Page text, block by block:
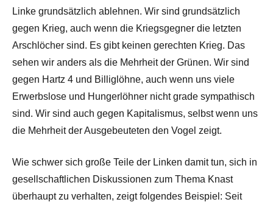
Linke grundsätzlich ablehnen. Wir sind grundsätzlich
gegen Krieg, auch wenn die Kriegsgegner die letzten
Arschlöcher sind. Es gibt keinen gerechten Krieg. Das
sehen wir anders als die Mehrheit der Grünen. Wir sind
gegen Hartz 4 und Billiglöhne, auch wenn uns viele
Erwerbslose und Hungerlöhner nicht grade sympathisch
sind. Wir sind auch gegen Kapitalismus, selbst wenn uns
die Mehrheit der Ausgebeuteten den Vogel zeigt.
Wie schwer sich große Teile der Linken damit tun, sich in
gesellschaftlichen Diskussionen zum Thema Knast
überhaupt zu verhalten, zeigt folgendes Beispiel: Seit